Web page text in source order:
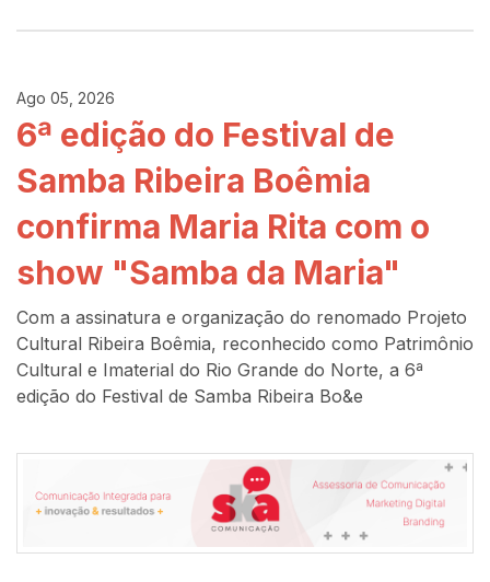
Ago 05, 2026
6ª edição do Festival de
Samba Ribeira Boêmia
confirma Maria Rita com o
show "Samba da Maria"
Com a assinatura e organização do renomado Projeto
Cultural Ribeira Boêmia, reconhecido como Patrimônio
Cultural e Imaterial do Rio Grande do Norte, a 6ª
edição do Festival de Samba Ribeira Bo&e